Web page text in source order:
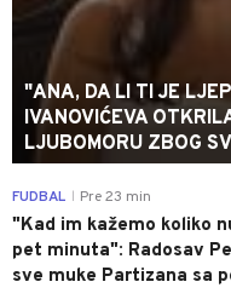
"ANA, DA LI TI JE
IVANOVIĆEVA
LJUBOMORU ZBOG
FUDBAL Pre 23 min
"Kad im kažemo koliko
pet minuta": Radosav
sve muke Partizana sa